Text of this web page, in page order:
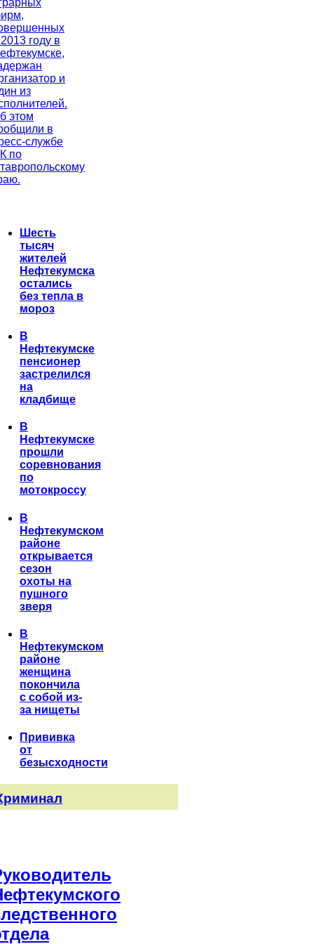
году в
и
из
этом
в
службе
по
Шесть
тысяч
жителей
Нефтекумска
остались
без тепла в
мороз
В
Нефтекумске
пенсионер
застрелился
на
кладбище
В
Нефтекумске
прошли
соревнования
по
мотокроссу
В
Нефтекумском
районе
открывается
сезон
охоты на
пушного
зверя
В
Нефтекумском
районе
женщина
покончила
с собой из-
за нищеты
Прививка
от
безысходности